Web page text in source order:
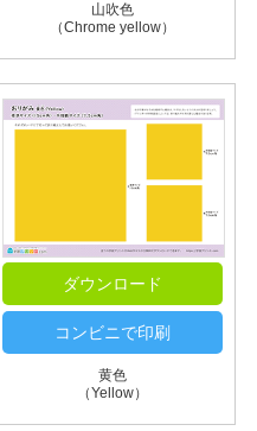
山吹色
（Chrome yellow）
ダウンロード
コンビニで印刷
黄色
（Yellow）